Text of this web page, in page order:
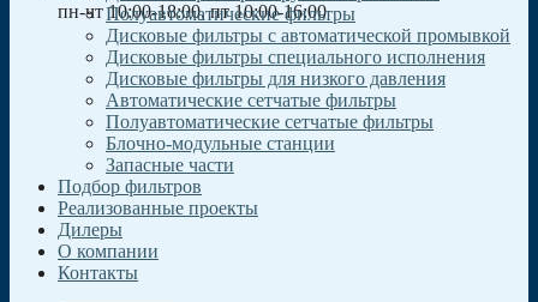
пн-чт 10:00-18:00, пт 10:00-16:00
Полуавтоматические фильтры
Дисковые фильтры с автоматической промывкой
Дисковые фильтры специального исполнения
Дисковые фильтры для низкого давления
Автоматические сетчатые фильтры
Полуавтоматические сетчатые фильтры
Блочно-модульные станции
Запасные части
Подбор фильтров
Реализованные проекты
Дилеры
О компании
Контакты